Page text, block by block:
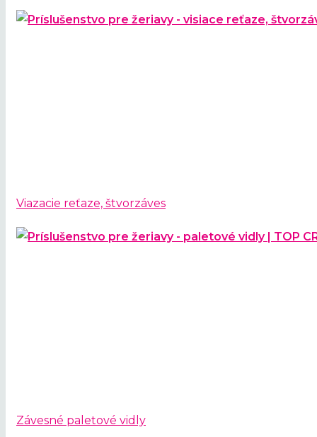
Viazacie reťaze, štvorzáves
Závesné paletové vidly